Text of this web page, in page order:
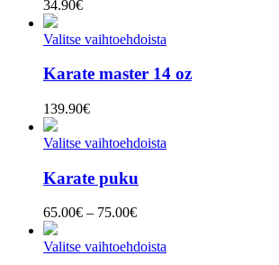
34.90€
Valitse vaihtoehdoista
Karate master 14 oz
139.90€
Valitse vaihtoehdoista
Karate puku
65.00€ – 75.00€Hintaluokka:
-
Valitse vaihtoehdoista